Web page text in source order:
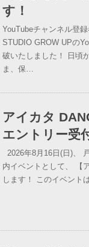
す！
YouTubeチャンネル登
STUDIO GROW UPの
破いたしました！ 日頃
ま、保…
アイカタ
エントリー受
2026年8月16日(日)、
内イベントとして、 【
します！ このイベント